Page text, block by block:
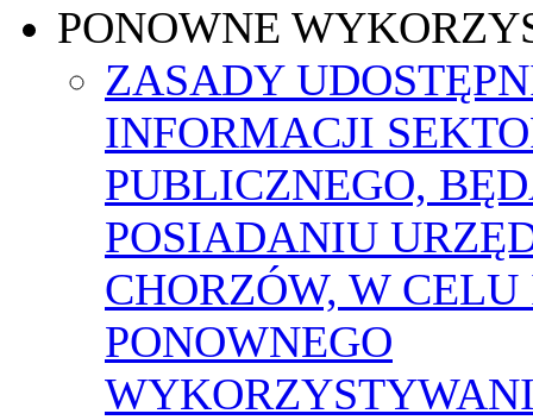
PONOWNE
ZASADY
INFORMACJI
PUBLICZNEGO,
POSIADANIU
CHORZÓW, W
PONOWNEGO